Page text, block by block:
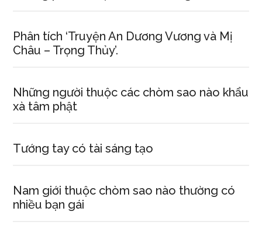
Phân tích ‘Truyện An Dương Vương và Mị
Châu – Trọng Thủy’.
Những người thuộc các chòm sao nào khẩu
xà tâm phật
Tướng tay có tài sáng tạo
Nam giới thuộc chòm sao nào thường có
nhiều bạn gái